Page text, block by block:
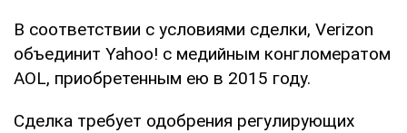
В соответствии с условиями сделки, Verizon
объединит Yahoo! с медийным конгломератом
AOL, приобретенным ею в 2015 году.
Сделка требует одобрения регулирующих